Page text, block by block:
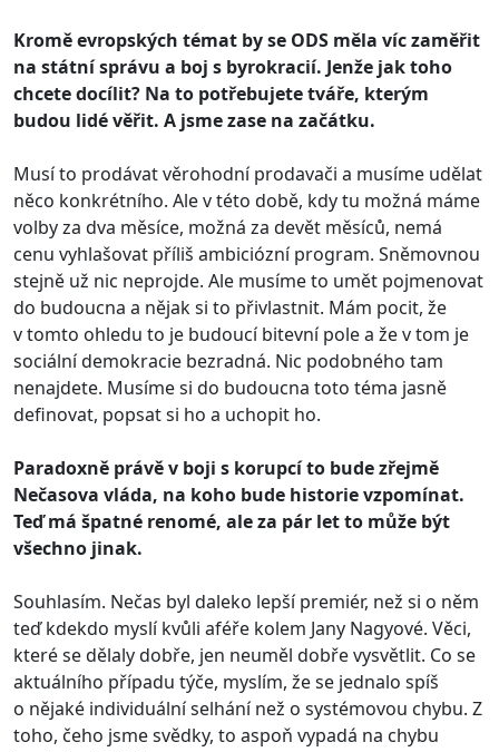
Kromě evropských témat by se ODS měla víc zaměřit
na státní správu a boj s byrokracií. Jenže jak toho
chcete docílit? Na to potřebujete tváře, kterým
budou lidé věřit. A jsme zase na začátku.
Musí to prodávat věrohodní prodavači a musíme udělat
něco konkrétního. Ale v této době, kdy tu možná máme
volby za dva měsíce, možná za devět měsíců, nemá
cenu vyhlašovat příliš ambiciózní program. Sněmovnou
stejně už nic neprojde. Ale musíme to umět pojmenovat
do budoucna a nějak si to přivlastnit. Mám pocit, že
v tomto ohledu to je budoucí bitevní pole a že v tom je
sociální demokracie bezradná. Nic podobného tam
nenajdete. Musíme si do budoucna toto téma jasně
definovat, popsat si ho a uchopit ho.
Paradoxně právě v boji s korupcí to bude zřejmě
Nečasova vláda, na koho bude historie vzpomínat.
Teď má špatné renomé, ale za pár let to může být
všechno jinak.
Souhlasím. Nečas byl daleko lepší premiér, než si o něm
teď kdekdo myslí kvůli aféře kolem Jany Nagyové. Věci,
které se dělaly dobře, jen neuměl dobře vysvětlit. Co se
aktuálního případu týče, myslím, že se jednalo spíš
o nějaké individuální selhání než o systémovou chybu. Z
toho, čeho jsme svědky, to aspoň vypadá na chybu